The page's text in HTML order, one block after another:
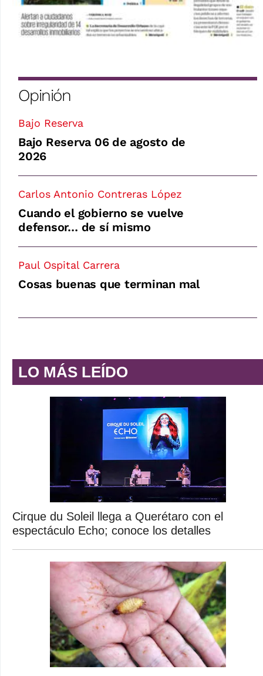
Opinión
Bajo Reserva
Bajo Reserva 06 de agosto de
2026
Carlos Antonio Contreras López
Cuando el gobierno se vuelve
defensor… de sí mismo
Paul Ospital Carrera
Cosas buenas que terminan mal
LO MÁS LEÍDO
Cirque du Soleil llega a Querétaro con el
espectáculo Echo; conoce los detalles